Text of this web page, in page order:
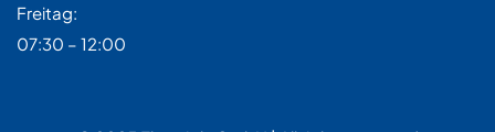
Freitag:
07:30 – 12:00